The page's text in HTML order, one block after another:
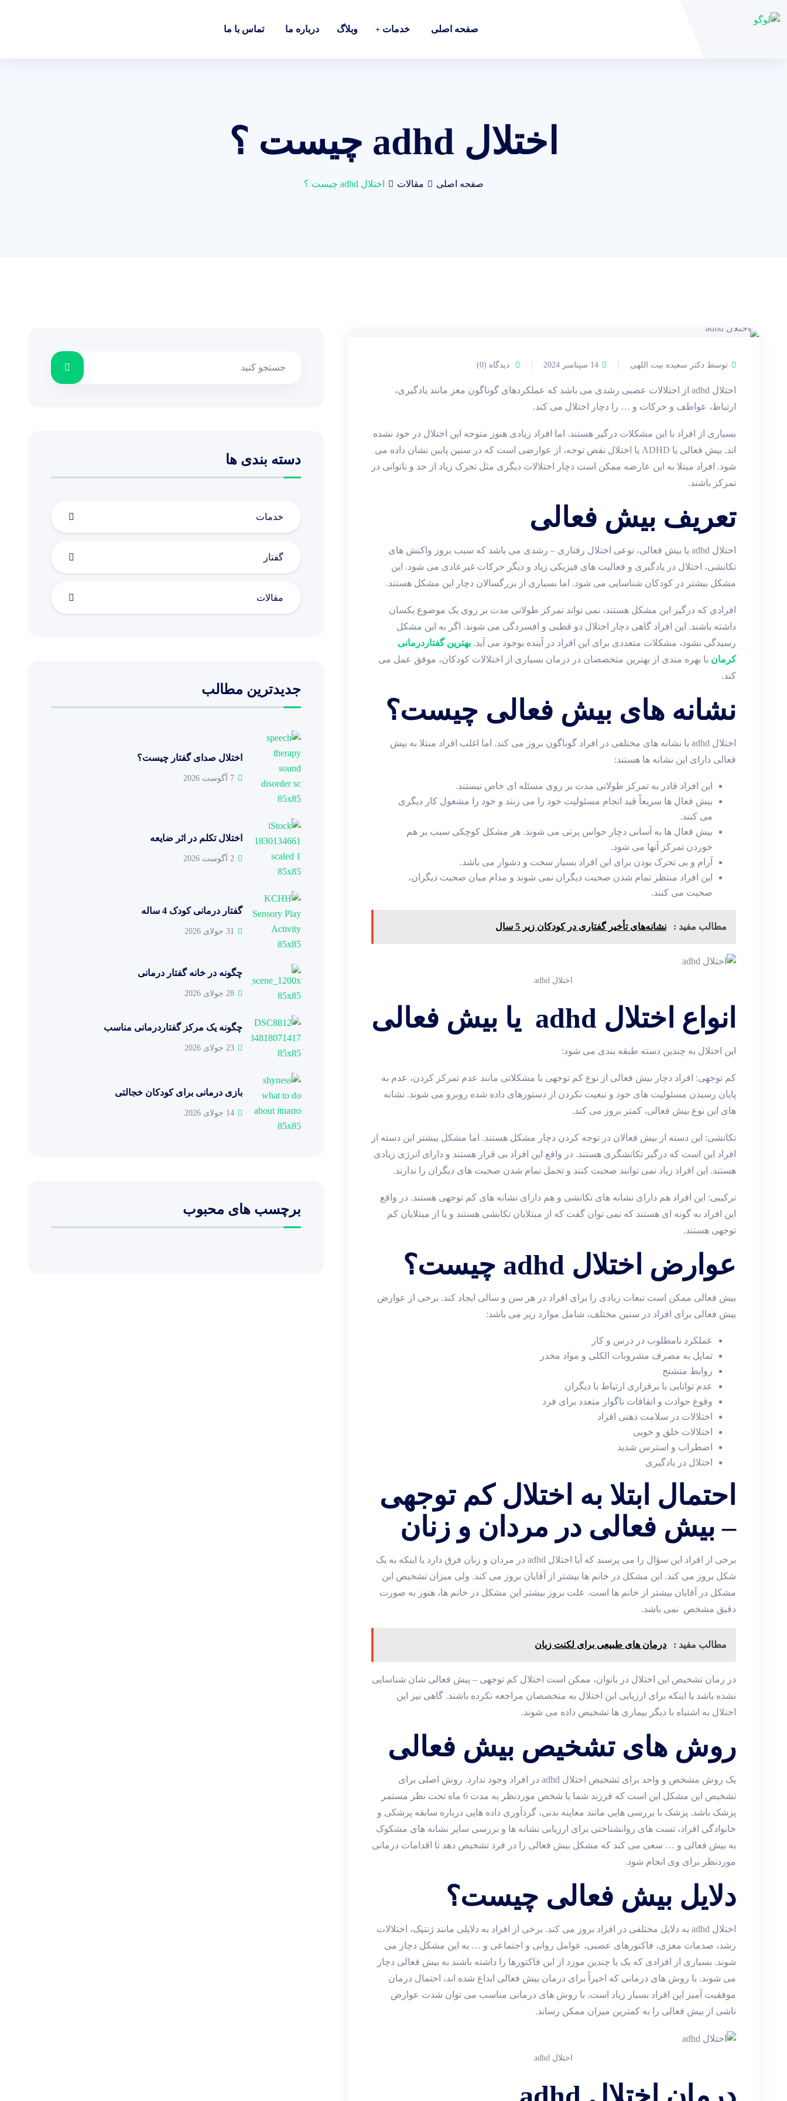
صفحه اصلی خدمات وبلاگ درباره ما تماس با ما
اختلال adhd چیست ؟
صفحه اصلی مقالات اختلال adhd چیست ؟
توسط دکتر سعیده بیت اللهی 14 سپتامبر 2024 دیدگاه (0)
اختلال adhd از اختلالات عصبی رشدی می باشد که عملکردهای گوناگون مغز مانند یادگیری،
ارتباط، عواطف و حرکات و … را دچار اختلال می کند.
بسیاری از افراد با این مشکلات درگیر هستند. اما افراد زیادی هنوز متوجه این اختلال در خود نشده
اند. بیش فعالی یا ADHD یا اختلال نقص توجه، از عوارضی است که در سنین پایین نشان داده می
شود. افراد مبتلا به این عارضه ممکن است دچار اختلالات دیگری مثل تحرک زیاد از حد و ناتوانی در
تمرکز باشند.
تعریف بیش فعالی
اختلال adhd یا بیش فعالی، نوعی اختلال رفتاری – رشدی می باشد که سبب بروز واکنش های
تکانشی، اختلال در یادگیری و فعالیت های فیزیکی زیاد و دیگر حرکات غیرعادی می شود. این
مشکل بیشتر در کودکان شناسایی می شود. اما بسیاری از بزرگسالان دچار این مشکل هستند.
افرادی که درگیر این مشکل هستند، نمی تواند تمرکز طولانی مدت بر روی یک موضوع یکسان
داشته باشند. این افراد گاهی دچار اختلال دو قطبی و افسردگی می شوند. اگر به این مشکل
رسیدگی نشود، مشکلات متعددی برای این افراد در آینده بوجود می آید. بهترین گفتاردرمانی
کرمان با بهره مندی از بهترین متخصصان در درمان بسیاری از اختلالات کودکان، موفق عمل می
کند.
نشانه های بیش فعالی چیست؟
اختلال adhd با نشانه های مختلفی در افراد گوناگون بروز می کند. اما اغلب افراد مبتلا به بیش
فعالی دارای این نشانه ها هستند:
این افراد قادر به تمرکز طولانی مدت بر روی مسئله ای خاص نیستند.
بیش فعال ها سریعاً قید انجام مسئولیت خود را می زنند و خود را مشغول کار دیگری
می کنند.
بیش فعال ها به آسانی دچار حواس پرتی می شوند. هر مشکل کوچکی سبب بر هم
خوردن تمرکز آنها می شود.
آرام و بی تحرک بودن برای این افراد بسیار سخت و دشوار می باشد.
این افراد منتظر تمام شدن صحبت دیگران نمی شوند و مدام میان صحبت دیگران،
صحبت می کنند.
مطالب مفید : نشانه‌های تأخیر گفتاری در کودکان زیر 5 سال
اختلال adhd
انواع اختلال adhd یا بیش فعالی
این اختلال به چندین دسته طبقه بندی می شود:
کم توجهی: افراد دچار بیش فعالی از نوع کم توجهی با مشکلاتی مانند عدم تمرکز کردن، عدم به
پایان رسیدن مسئولیت های خود و تبعیت نکردن از دستورهای داده شده روبرو می شوند. نشانه
های این نوع بیش فعالی، کمتر بروز می کند.
تکانشی: این دسته از بیش فعالان در توجه کردن دچار مشکل هستند. اما مشکل بیشتر این دسته از
افراد این است که درگیر تکانشگری هستند. در واقع این افراد بی قرار هستند و دارای انرژی زیادی
هستند. این افراد زیاد نمی توانند صحبت کنند و تحمل تمام شدن صحبت های دیگران را ندارند.
ترکیبی: این افراد هم دارای نشانه های تکانشی و هم دارای نشانه های کم توجهی هستند. در واقع
این افراد به گونه ای هستند که نمی توان گفت که از مبتلایان تکانشی هستند و یا از مبتلایان کم
توجهی هستند.
عوارض اختلال adhd چیست؟
بیش فعالی ممکن است تبعات زیادی را برای افراد در هر سن و سالی ایجاد کند. برخی از عوارض
بیش فعالی برای افراد در سنین مختلف، شامل موارد زیر می باشد:
عملکرد نامطلوب در درس و کار
تمایل به مصرف مشروبات الکلی و مواد مخدر
روابط متشنج
عدم توانایی با برقراری ارتباط با دیگران
وقوع حوادث و اتفاقات ناگوار متعدد برای فرد
اختلالات در سلامت ذهنی افراد
اختلالات خلق و خویی
اضطراب و استرس شدید
اختلال در یادگیری
احتمال ابتلا به اختلال کم توجهی
– بیش فعالی در مردان و زنان
برخی از افراد این سؤال را می پرسند که آیا اختلال adhd در مردان و زنان فرق دارد یا اینکه به یک
شکل بروز می کند. این مشکل در خانم ها بیشتر از آقایان بروز می کند. ولی میزان تشخیص این
مشکل در آقایان بیشتر از خانم ها است. علت بروز بیشتر این مشکل در خانم ها، هنوز به صورت
دقیق مشخص نمی باشد.
مطالب مفید : درمان‌ های طبیعی برای لکنت زبان
در زمان تشخیص این اختلال در بانوان، ممکن است اختلال کم توجهی – پیش فعالی شان شناسایی
نشده باشد یا اینکه برای ارزیابی این اختلال به متخصصان مراجعه نکرده باشند. گاهی نیز این
اختلال به اشتباه با دیگر بیماری ها تشخیص داده می شوند.
روش های تشخیص بیش فعالی
یک روش مشخص و واحد برای تشخیص اختلال adhd در افراد وجود ندارد. روش اصلی برای
تشخیص این مشکل این است که فرزند شما یا شخص موردنظر به مدت 6 ماه تحت نظر مستمر
پزشک باشد. پزشک با بررسی هایی مانند معاینه بدنی، گردآوری داده هایی درباره سابقه پزشکی و
خانوادگی افراد، تست های روانشناختی برای ارزیابی نشانه ها و بررسی سایر نشانه های مشکوک
به بیش فعالی و … سعی می کند که مشکل بیش فعالی را در فرد تشخیص دهد تا اقدامات درمانی
موردنظر برای وی انجام شود.
دلایل بیش فعالی چیست؟
اختلال adhd به دلایل مختلفی در افراد بروز می کند. برخی از افراد به دلایلی مانند ژنتیک، اختلالات
رشد، صدمات مغزی، فاکتورهای عصبی، عوامل روانی و اجتماعی و … به این مشکل دچار می
شوند. بسیاری از افرادی که یک یا چندین مورد از این فاکتورها را داشته باشند به بیش فعالی دچار
می شوند. با روش های درمانی که اخیراً برای درمان بیش فعالی ابداع شده اند، احتمال درمان
موفقیت آمیز این افراد بسیار زیاد است. با روش های درمانی مناسب می توان شدت عوارض
ناشی از بیش فعالی را به کمترین میزان ممکن رساند.
اختلال adhd
دسته بندی ها
خدمات
گفتار
مقالات
جدیدترین مطالب
اختلال صدای گفتار چیست؟
7 آگوست 2026
اختلال تکلم در اثر ضایعه
2 آگوست 2026
گفتار درمانی کودک 4 ساله
31 جولای 2026
چگونه در خانه گفتار درمانی
28 جولای 2026
چگونه یک مرکز گفتاردرمانی مناسب
23 جولای 2026
بازی درمانی برای کودکان خجالتی
14 جولای 2026
برچسب های محبوب